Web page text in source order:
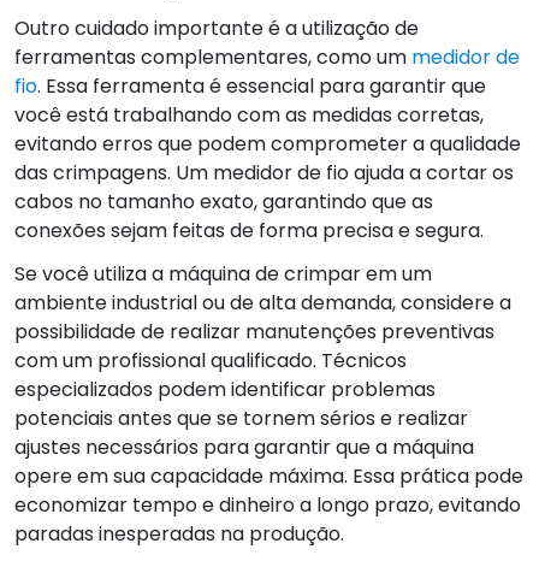
Outro cuidado importante é a utilização de
ferramentas complementares, como um medidor de
fio. Essa ferramenta é essencial para garantir que
você está trabalhando com as medidas corretas,
evitando erros que podem comprometer a qualidade
das crimpagens. Um medidor de fio ajuda a cortar os
cabos no tamanho exato, garantindo que as
conexões sejam feitas de forma precisa e segura.
Se você utiliza a máquina de crimpar em um
ambiente industrial ou de alta demanda, considere a
possibilidade de realizar manutenções preventivas
com um profissional qualificado. Técnicos
especializados podem identificar problemas
potenciais antes que se tornem sérios e realizar
ajustes necessários para garantir que a máquina
opere em sua capacidade máxima. Essa prática pode
economizar tempo e dinheiro a longo prazo, evitando
paradas inesperadas na produção.